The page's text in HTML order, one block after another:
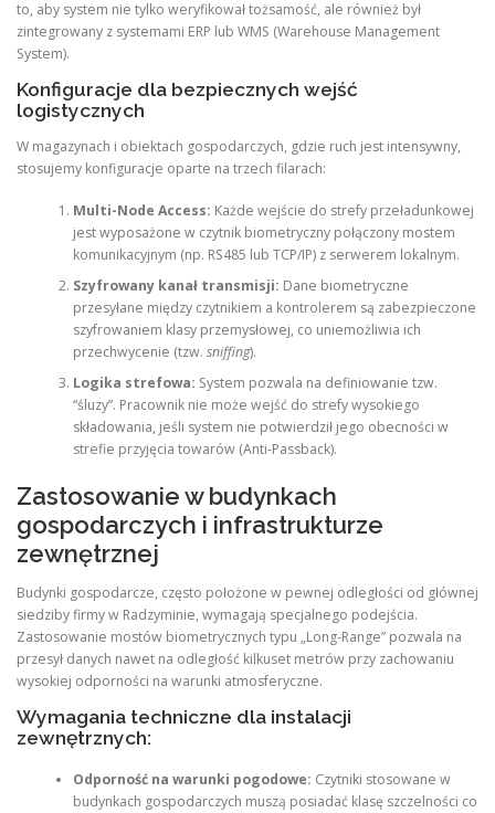
to, aby system nie tylko weryfikował tożsamość, ale również był
zintegrowany z systemami ERP lub WMS (Warehouse Management
System).
Konfiguracje dla bezpiecznych wejść
logistycznych
W magazynach i obiektach gospodarczych, gdzie ruch jest intensywny,
stosujemy konfiguracje oparte na trzech filarach:
Multi-Node Access: Każde wejście do strefy przeładunkowej
jest wyposażone w czytnik biometryczny połączony mostem
komunikacyjnym (np. RS485 lub TCP/IP) z serwerem lokalnym.
Szyfrowany kanał transmisji: Dane biometryczne
przesyłane między czytnikiem a kontrolerem są zabezpieczone
szyfrowaniem klasy przemysłowej, co uniemożliwia ich
przechwycenie (tzw. sniffing).
Logika strefowa: System pozwala na definiowanie tzw.
“śluzy”. Pracownik nie może wejść do strefy wysokiego
składowania, jeśli system nie potwierdził jego obecności w
strefie przyjęcia towarów (Anti-Passback).
Zastosowanie w budynkach
gospodarczych i infrastrukturze
zewnętrznej
Budynki gospodarcze, często położone w pewnej odległości od głównej
siedziby firmy w Radzyminie, wymagają specjalnego podejścia.
Zastosowanie mostów biometrycznych typu „Long-Range” pozwala na
przesył danych nawet na odległość kilkuset metrów przy zachowaniu
wysokiej odporności na warunki atmosferyczne.
Wymagania techniczne dla instalacji
zewnętrznych:
Odporność na warunki pogodowe: Czytniki stosowane w
budynkach gospodarczych muszą posiadać klasę szczelności co